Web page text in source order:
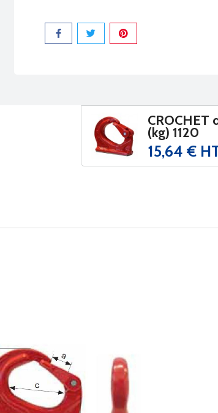
Partager
CROCHET
(kg) 1120
15,64 €